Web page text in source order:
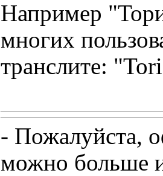
Например
многих
транслите:
- Пожалуйста,
можно больше